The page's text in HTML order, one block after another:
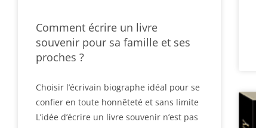
Comment écrire un livre
souvenir pour sa famille et ses
proches ?
Choisir l’écrivain biographe idéal pour se
confier en toute honnêteté et sans limite
L’idée d’écrire un livre souvenir n’est pas